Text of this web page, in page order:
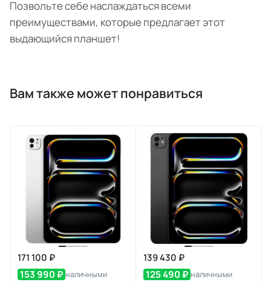
Позвольте себе наслаждаться всеми
преимуществами, которые предлагает этот
выдающийся планшет!
Вам также может понравиться
171 100 ₽
153 990 ₽ наличными
139 430 ₽
125 490 ₽ наличными